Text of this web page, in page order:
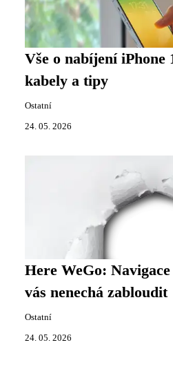
Vše o nabíjení iPhone
kabely a tipy
Ostatní
24. 05. 2026
Here WeGo:
vás nenechá zabloudit
Ostatní
24. 05. 2026